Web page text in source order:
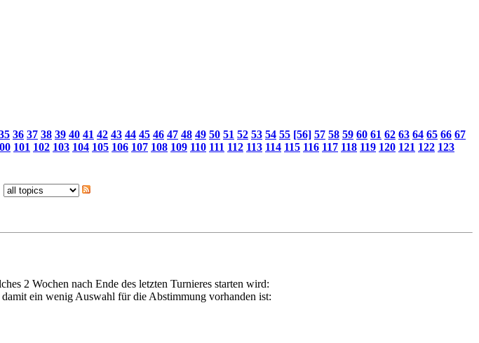
36 37 38 39 40 41 42 43 44 45 46 47 48 49 50 51 52 53 54 55 [56] 57 58 59 60 61 62 63 64 65 66 67
101 102 103 104 105 106 107 108 109 110 111 112 113 114 115 116 117 118 119 120 121 122 123
2 Wochen nach Ende des letzten Turnieres starten wird:
ein wenig Auswahl für die Abstimmung vorhanden ist: